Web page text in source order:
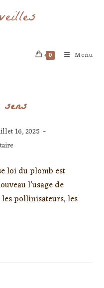
0 Menu
16, 2025
loi du plomb est
l’usage de
pollinisateurs, les